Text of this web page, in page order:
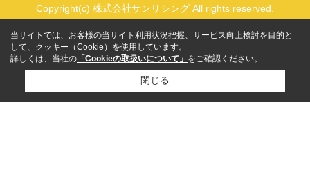
Copyright(c) 株式会社サンリシング All rights reserved.
当サイトでは、お客様の当サイト利用状況把握、サービス向上検討を目的と
して、クッキー（Cookie）を使用しています。
詳しくは、当社の 「Cookieの取扱いについて」 をご確認ください。
閉じる